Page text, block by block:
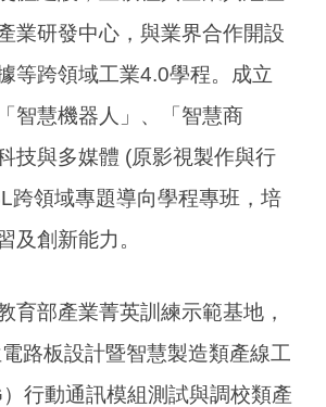
業研發中心，與業界合作開設
等跨領域工業4.0學程。成立
智慧機器人」、「智慧商
技與多媒體 (原影視製作與行
跨領域專題導向學程專班，培
及創新能力。
育部產業菁英訓練示範基地，
路板設計暨智慧製造類產線工
行動通訊模組測試與調校類產